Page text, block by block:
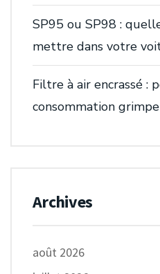
SP95 ou SP98 :
mettre dans votre
Filtre à air encrassé :
consommation grimpe
Archives
août 2026